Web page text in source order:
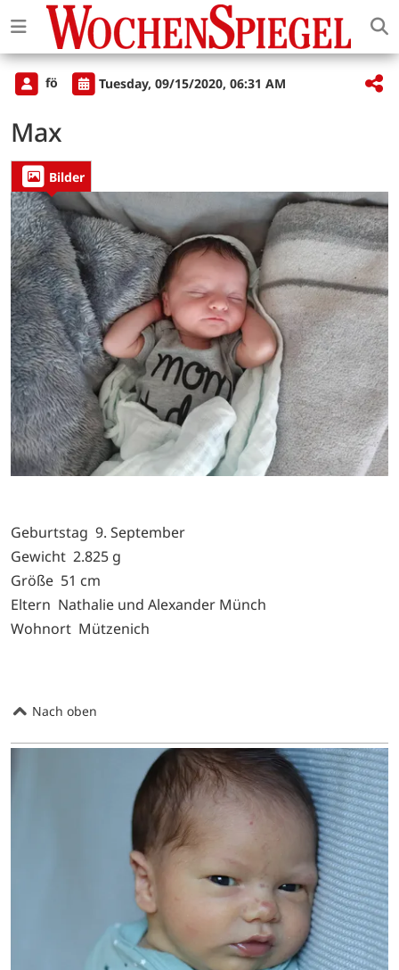
fö Tuesday, 09/15/2020, 06:31 AM
Max
Bilder
Geburtstag 9. September
Gewicht 2.825 g
Größe 51 cm
Eltern Nathalie und Alexander Münch
Wohnort Mützenich
Nach oben